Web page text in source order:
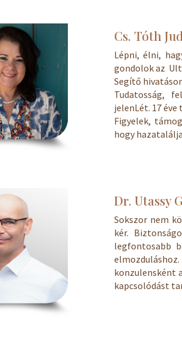
Cs. Tóth
Lépni, élni,
gondolok az
Segítő
Tudatosság,
jelenLét. 17
Figyelek,
hogy
Dr. Utassy
Sokszor nem
kér.
legfontosabb
konzulensként
kapcsolódást